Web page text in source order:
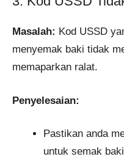
Masalah: Kod USSD
menyemak baki tidak
memaparkan ralat.
Penyelesaian:
Pastikan anda
untuk semak